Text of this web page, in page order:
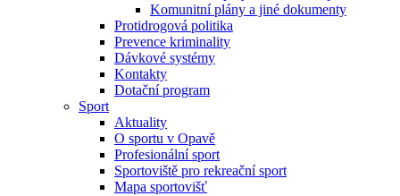
Komunitní plány a jiné dokumenty
Protidrogová politika
Prevence kriminality
Dávkové systémy
Kontakty
Dotační program
Sport
Aktuality
O sportu v Opavě
Profesionální sport
Sportoviště pro rekreační sport
Mapa sportovišť